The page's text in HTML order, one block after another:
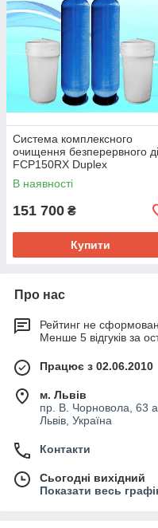
Система комплексного
очищення безперервного
FCP150RX Duplex
В наявності
151 700 ₴
Купити
Про нас
Рейтинг не
Менше 5 відгуків за
Працює з 02.06.2010
м. Львів
пр. В. Чорновола, 63
Львів, Україна
Контакти
Сьогодні вихідний
Показати весь